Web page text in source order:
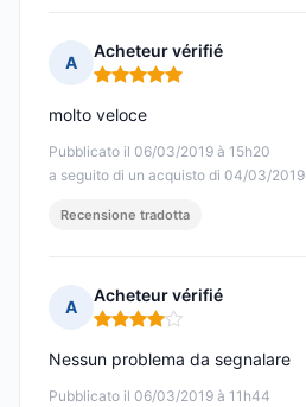
A
Acheteur vérifié
Nota: 5 su 5
Pubblicato il 06/03/2019 à 15h20
a seguito di un acquisto di 04/03/2019
molto veloce
Recensione tradotta
A
Acheteur vérifié
Nota: 4 su 5
Pubblicato il 06/03/2019 à 11h44
Nessun problema da segnalare